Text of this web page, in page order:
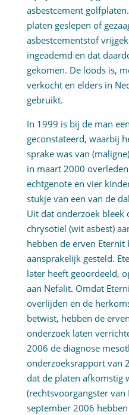
asbestcement
platen geslepen of
asbestcementstof
ingeademd en dat
gekomen. De loods is,
verkocht en elders in
gebruikt.
In 1999 is bij de man
geconstateerd, waarbij
sprake was van
in maart 2000
echtgenote en vier
stukje van een van de
Uit dat onderzoek bleek
chrysotiel (wit asbest)
hebben de erven
aansprakelijk gesteld.
later heeft geoordeeld,
aan Nefalit. Omdat
overlijden en de
betwist, hebben de
onderzoek laten
2006 de diagnose
onderzoeksrapport van
dat de platen afkomstig
(rechtsvoorgangster
september 2006